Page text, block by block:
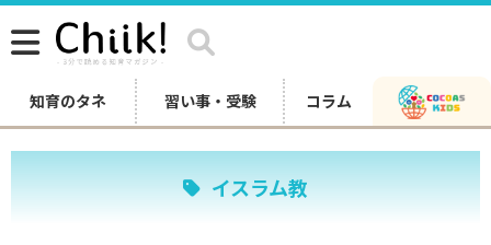
知育のタネ 習い事・受験 コラム
イスラム教